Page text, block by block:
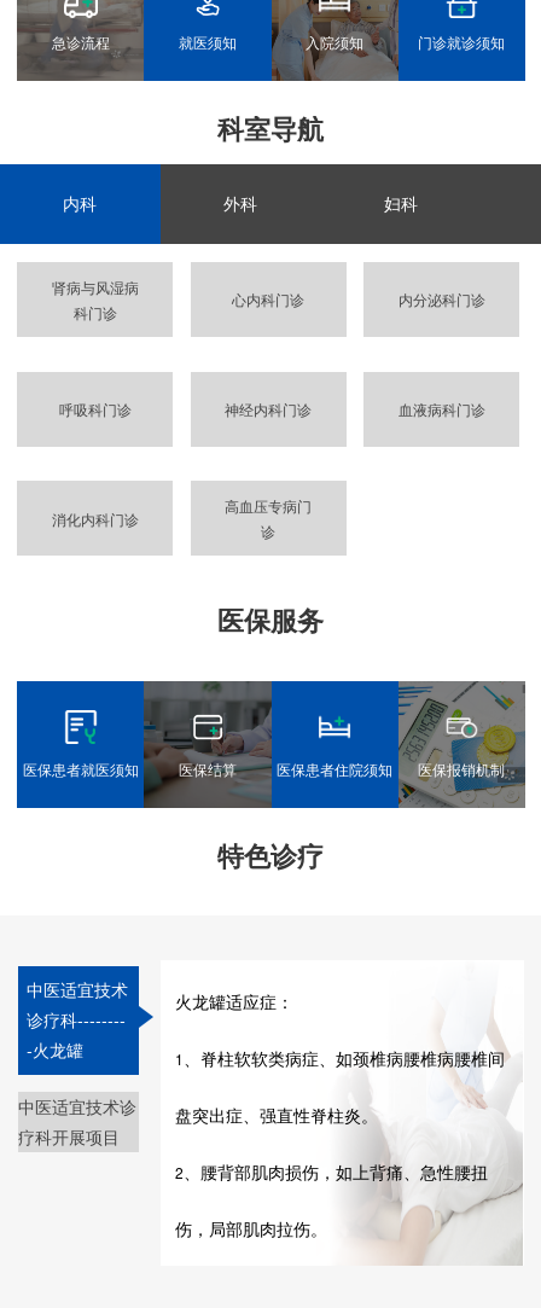
急诊流程 就医须知 入院须知 门诊就诊须知
科室导航
内科 外科 妇科
肾病与风湿病
科门诊
心内科门诊 内分泌科门诊
呼吸科门诊 神经内科门诊 血液病科门诊
消化内科门诊
高血压专病门
诊
医保服务
医保患者就医须知 医保结算 医保患者住院须知 医保报销机制
特色诊疗
中医适宜技术
诊疗科--------
-火龙罐
中医适宜技术诊
疗科开展项目
火龙罐适应症：
1、脊柱软软类病症、如颈椎病腰椎病腰椎间
盘突出症、强直性脊柱炎。
2、腰背部肌肉损伤，如上背痛、急性腰扭
伤，局部肌肉拉伤。